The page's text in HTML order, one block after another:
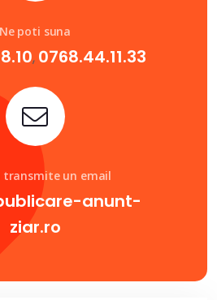
Ne poti suna
, 0768.44.11.33
transmite un email
anunt-
ziar.ro